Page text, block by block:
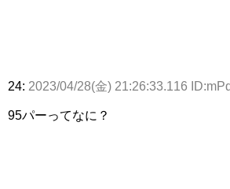
24: 2023/04/28(金) 21:26:33.116
95パーってなに？